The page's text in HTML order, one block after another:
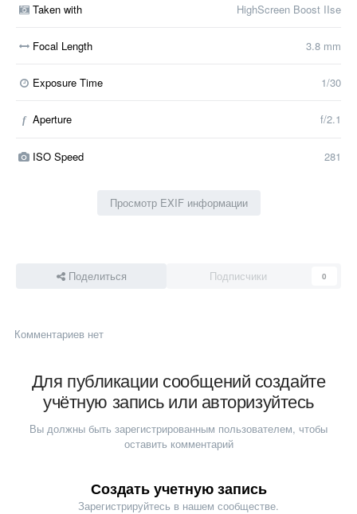
Taken with HighScreen Boost IIse
Focal Length 3.8 mm
Exposure Time 1/30
f Aperture f/2.1
ISO Speed 281
Просмотр EXIF информации
Поделиться Подписчики 0
Комментариев нет
Для публикации сообщений создайте
учётную запись или авторизуйтесь
Вы должны быть зарегистрированным пользователем, чтобы
оставить комментарий
Создать учетную запись
Зарегистрируйтесь в нашем сообществе.